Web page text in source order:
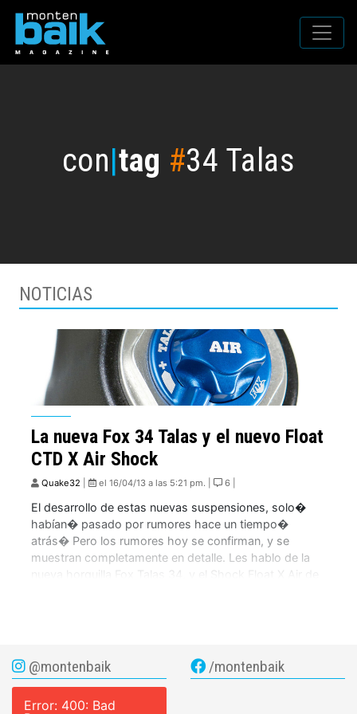
con|tag #34 Talas
NOTICIAS
La nueva Fox 34 Talas y el nuevo Float
CTD X Air Shock
Quake32 el 16/04/13 a las 5:21 pm. | 6 |
El desarrollo de estas nuevas suspensiones, solo�
habían� pasado por rumores hace un tiempo�
atrás� Pero los rumores hoy se confirman, y se
muestran completamente en detalle. Les hablo de la
nueva horquilla Fox Talas 34, y el Shock Float X Air de
@montenbaik
Error: 400: Bad
/montenbaik